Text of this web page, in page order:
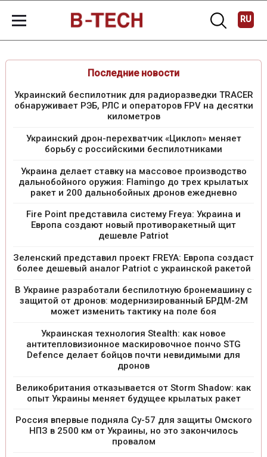
RU
Последние новости
Украинский беспилотник для радиоразведки TRACER
обнаруживает РЭБ, РЛС и операторов FPV на десятки
километров
Украинский дрон-перехватчик «Циклоп» меняет
борьбу с российскими беспилотниками
Украина делает ставку на массовое производство
дальнобойного оружия: Flamingo до трех крылатых
ракет и 200 дальнобойных дронов ежедневно
Fire Point представила систему Freya: Украина и
Европа создают новый противоракетный щит
дешевле Patriot
Зеленский представил проект FREYA: Европа создаст
более дешевый аналог Patriot с украинской ракетой
В Украине разработали беспилотную бронемашину с
защитой от дронов: модернизированный БРДМ-2М
может изменить тактику на поле боя
Украинская технология Stealth: как новое
антитепловизионное маскировочное пончо STG
Defence делает бойцов почти невидимыми для
дронов
Великобритания отказывается от Storm Shadow: как
опыт Украины меняет будущее крылатых ракет
Россия впервые подняла Су-57 для защиты Омского
НПЗ в 2500 км от Украины, но это закончилось
провалом